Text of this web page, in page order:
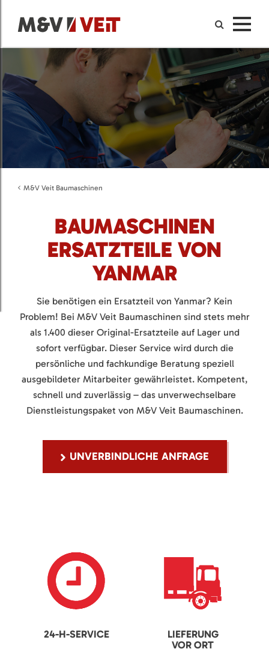
M&V Veit Baumaschinen
BAUMASCHINEN
ERSATZTEILE VON
YANMAR
Sie benötigen ein Ersatzteil von Yanmar? Kein
Problem! Bei M&V Veit Baumaschinen sind stets mehr
als 1.400 dieser Original-Ersatzteile auf Lager und
sofort verfügbar. Dieser Service wird durch die
persönliche und fachkundige Beratung speziell
ausgebildeter Mitarbeiter gewährleistet. Kompetent,
schnell und zuverlässig – das unverwechselbare
Dienstleistungspaket von M&V Veit Baumaschinen.
UNVERBINDLICHE ANFRAGE
24-H-SERVICE
LIEFERUNG
VOR ORT